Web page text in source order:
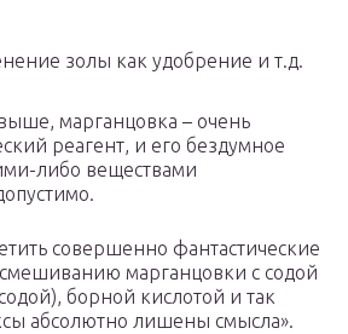
золы как удобрение и т.д.
марганцовка – очень
реагент, и его бездумное
либо веществами
совершенно фантастические
марганцовки с содой
борной кислотой и так
абсолютно лишены смысла».